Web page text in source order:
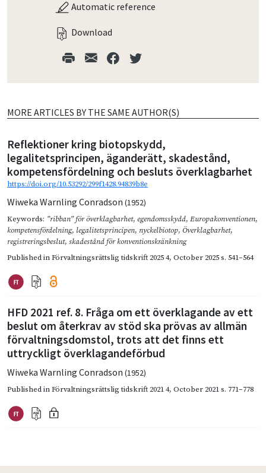
Automatic reference
Download
MORE ARTICLES BY THE SAME AUTHOR(S)
Reflektioner kring biotopskydd,
legalitetsprincipen, äganderätt, skadestånd,
kompetensfördelning och besluts överklagbarhet
https://doi.org/10.53292/299f1428.94839b8e
Wiweka Warnling Conradson (1952)
Keywords: ”ribban” för överklagbarhet, egendomsskydd, Europakonventionen,
kompetensfördelning, legalitetsprincipen, nyckelbiotop, Överklagbarhet,
registreringsbeslut, skadestånd för konventionskränkning
Published inFörvaltningsrättslig tidskrift 2025 4, October 2025s. 541–564
HFD 2021 ref. 8. Fråga om ett överklagande av ett
beslut om återkrav av stöd ska prövas av allmän
förvaltningsdomstol, trots att det finns ett
uttryckligt överklagandeförbud
Wiweka Warnling Conradson (1952)
Published inFörvaltningsrättslig tidskrift 2021 4, October 2021s. 771–778